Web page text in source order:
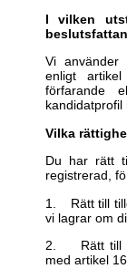
I vilken
Vi använder
enligt
förfarande
kandidatprofil
Vilka
Du har rätt
registrerad,
1. Rätt till
vi lagrar om
2. Rätt till
med artikel 16